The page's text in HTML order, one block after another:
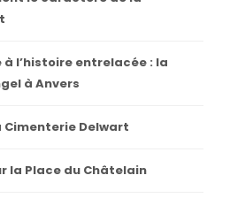
l’histoire entrelacée : la
à Anvers
Cimenterie Delwart
la Place du Châtelain